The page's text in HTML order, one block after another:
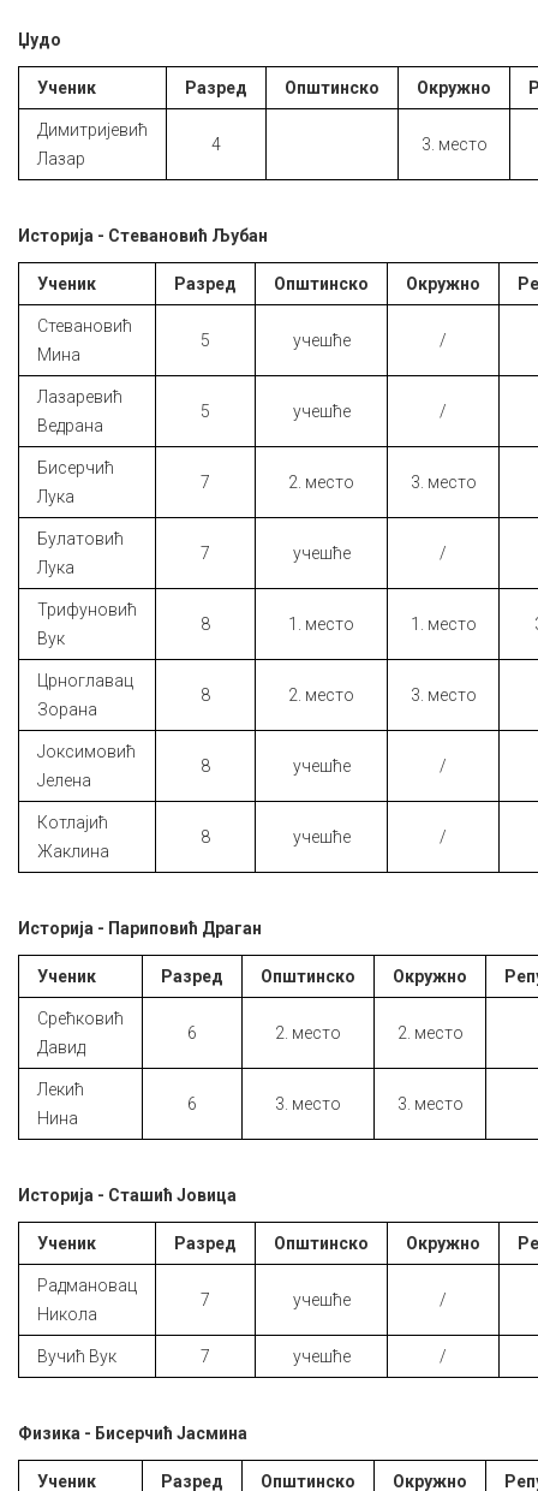
Џудо
Ученик Разред Општинско Окружно
Димитријевић
Лазар
4 3. место
Историја - Стевановић Љубан
Ученик Разред Општинско Окружно
Стевановић
Мина
5 учешће /
Лазаревић
Ведрана
5 учешће /
Бисерчић
Лука
7 2. место 3. место
Булатовић
Лука
7 учешће /
Трифуновић
Вук
8 1. место 1. место
Црноглавац
Зорана
8 2. место 3. место
Јоксимовић
Јелена
8 учешће /
Котлајић
Жаклина
8 учешће /
Историја - Париповић Драган
Ученик Разред Општинско Окружно
Срећковић
Давид
6 2. место 2. место
Лекић
Нина
6 3. место 3. место
Историја - Сташић Јовица
Ученик Разред Општинско Окружно
Радмановац
Никола
7 учешће /
Вучић Вук 7 учешће /
Физика - Бисерчић Јасмина
Ученик Разред Општинско Окружно